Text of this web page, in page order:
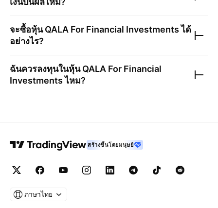
จะซื้อหุ้นQALA For Financial Investmentsได้
อย่างไร?
ฉันควรลงทุนในหุ้นQALA For Financial
Investmentsไหม?
สร้างขึ้นโดยมนุษย์
ภาษาไทย